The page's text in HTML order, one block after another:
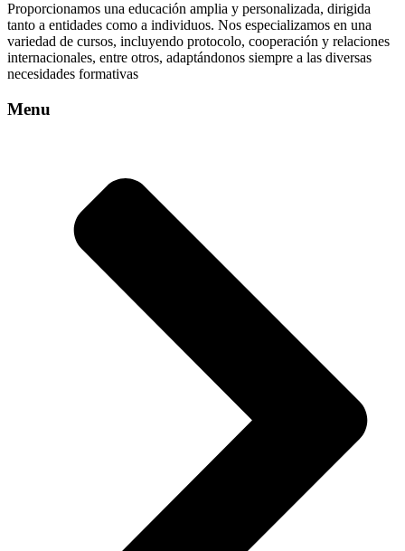
Proporcionamos una educación amplia y personalizada, dirigida
tanto a entidades como a individuos. Nos especializamos en una
variedad de cursos, incluyendo protocolo, cooperación y relaciones
internacionales, entre otros, adaptándonos siempre a las diversas
necesidades formativas
Menu